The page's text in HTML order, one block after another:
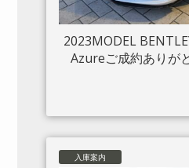
2023MODEL
Azureご成約ありが
入庫案内